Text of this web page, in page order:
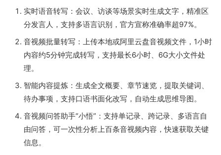
实时语音转写：会议、访谈等场景实时生成文字，精准区
分发言人，支持多语言识别，官方宣称准确率超97%。
音视频批量转写：上传本地或阿里云盘音视频文件，1小时
内容约5分钟完成转写，支持最长6小时、6G大小文件处
理。
智能内容提炼：生成全文概要、章节速览，提取关键词、
待办事项，支持口语书面化改写，自动生成思维导图。
音视频问答助手“小悟”：支持单记录、跨记录、多语言自
由问答，可一次性分析上百条音视频内容，快速获取关键
信息。